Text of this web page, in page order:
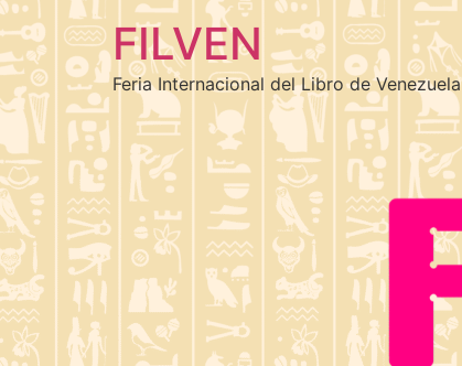
FILVEN
Feria Internacional del Libro de Venezuela